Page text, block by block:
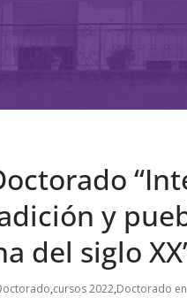
y
del siglo
,cursos 2022,Doctorado